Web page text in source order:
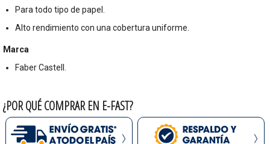
Para todo tipo de papel.
Alto rendimiento con una cobertura uniforme.
Marca
Faber Castell.
¿POR QUÉ COMPRAR EN E-FAST?